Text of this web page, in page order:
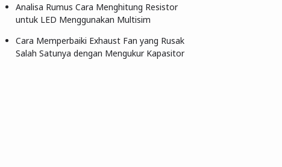
Analisa Rumus Cara Menghitung Resistor
untuk LED Menggunakan Multisim
Cara Memperbaiki Exhaust Fan yang Rusak
Salah Satunya dengan Mengukur Kapasitor